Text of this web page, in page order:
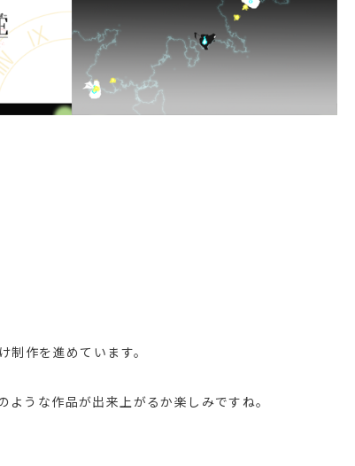
制作を進めています。
ような作品が出来上がるか楽しみですね。